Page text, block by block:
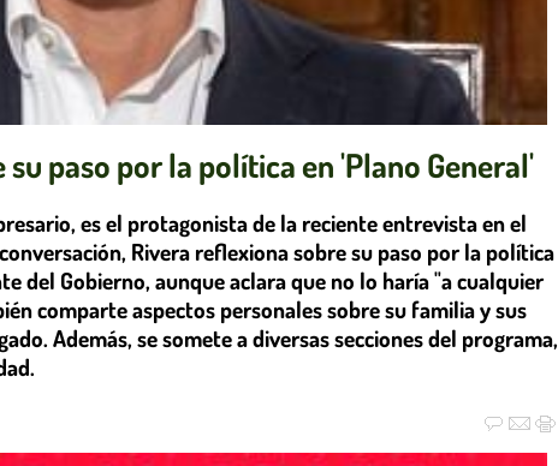
paso por la política en 'Plano General'
es el protagonista de la reciente entrevista en el
Rivera reflexiona sobre su paso por la política
del Gobierno, aunque aclara que no lo haría "a cualquier
comparte aspectos personales sobre su familia y sus
Además, se somete a diversas secciones del programa,